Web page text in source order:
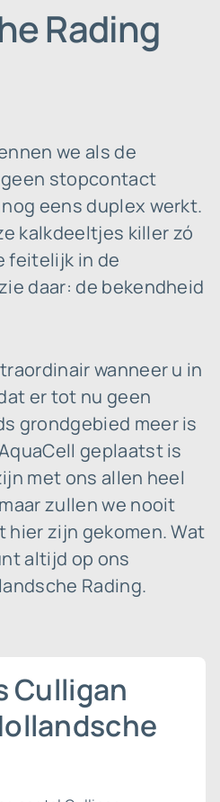
Rading
we als de
stopcontact
eens duplex werkt.
kalkdeeltjes killer zó
feitelijk in de
daar: de bekendheid
wanneer u in
er tot nu geen
grondgebied meer is
geplaatst is
met ons allen heel
zullen we nooit
zijn gekomen. Wat
altijd op ons
Rading.
Culligan